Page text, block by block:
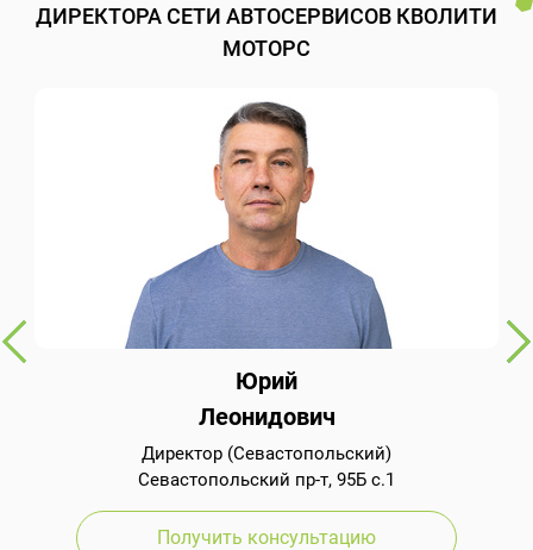
ДИРЕКТОРА СЕТИ АВТОСЕРВИСОВ КВОЛИТИ
МОТОРС
Юрий
Леонидович
Директор (Севастопольский)
Севастопольский пр-т, 95Б с.1
Получить консультацию